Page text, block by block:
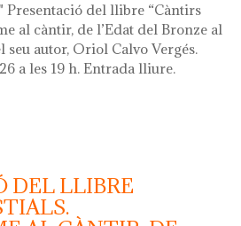
Presentació del llibre “Càntirs
al càntir, de l’Edat del Bronze al
seu autor, Oriol Calvo Vergés.
a les 19 h. Entrada lliure.
hola ceràmica! 2026
DEL LLIBRE